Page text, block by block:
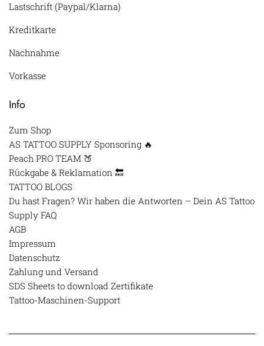
Lastschrift (Paypal/Klarna)
Kreditkarte
Nachnahme
Vorkasse
Info
Zum Shop
AS TATTOO SUPPLY Sponsoring 🔥
Peach PRO TEAM 🍑
Rückgabe & Reklamation 🔙
TATTOO BLOGS
Du hast Fragen? Wir haben die Antworten – Dein AS Tattoo
Supply FAQ
AGB
Impressum
Datenschutz
Zahlung und Versand
SDS Sheets to download Zertifikate
Tattoo-Maschinen-Support